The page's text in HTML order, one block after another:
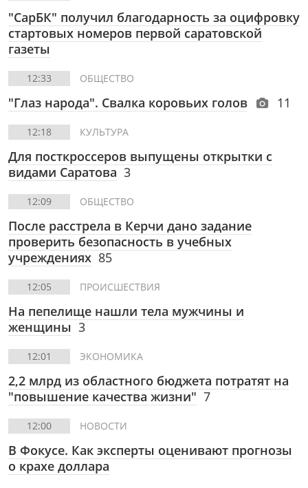
"СарБК" получил благодарность за оцифровку
стартовых номеров первой саратовской
газеты
12:33 ОБЩЕСТВО
"Глаз народа". Свалка коровьих голов 11
12:18 КУЛЬТУРА
Для посткроссеров выпущены открытки с
видами Саратова 3
12:09 ОБЩЕСТВО
После расстрела в Керчи дано задание
проверить безопасность в учебных
учреждениях 85
12:05 ПРОИСШЕСТВИЯ
На пепелище нашли тела мужчины и
женщины 3
12:01 ЭКОНОМИКА
2,2 млрд из областного бюджета потратят на
"повышение качества жизни" 7
12:00 НОВОСТИ
В Фокусе. Как эксперты оценивают прогнозы
о крахе доллара